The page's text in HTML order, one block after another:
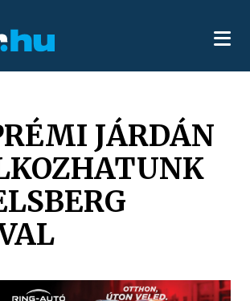
JÁRDÁN